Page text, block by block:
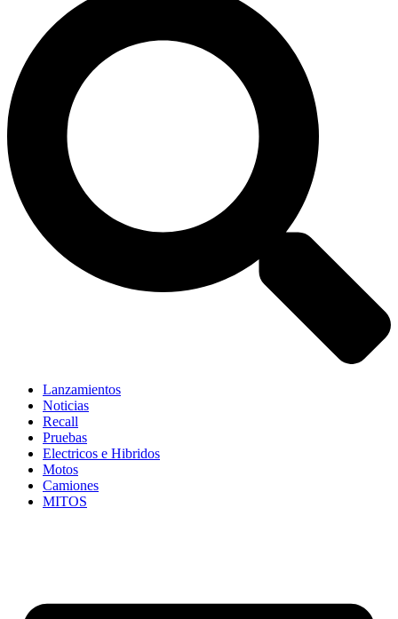
Lanzamientos
Noticias
Recall
Pruebas
Electricos e Hibridos
Motos
Camiones
MITOS